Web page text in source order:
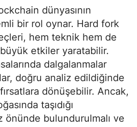
dünyasının
bir rol oynar. Hard fork
hem teknik hem de
etkiler yaratabilir.
dalgalanmalar
doğru analiz edildiğinde
fırsatlara dönüşebilir. Ancak,
taşıdığı
önünde bulundurulmalı ve